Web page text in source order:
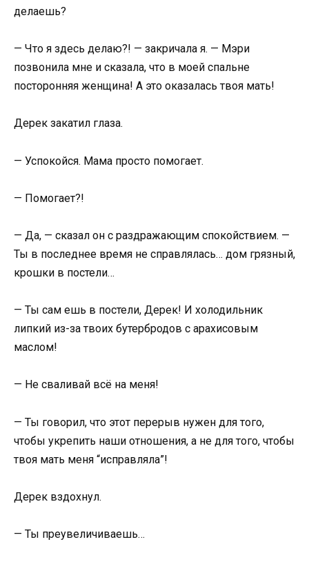
делаешь?
— Что я здесь делаю?! — закричала я. — Мэри
позвонила мне и сказала, что в моей спальне
посторонняя женщина! А это оказалась твоя мать!
Дерек закатил глаза.
— Успокойся. Мама просто помогает.
— Помогает?!
— Да, — сказал он с раздражающим спокойствием. —
Ты в последнее время не справлялась… дом грязный,
крошки в постели…
— Ты сам ешь в постели, Дерек! И холодильник
липкий из-за твоих бутербродов с арахисовым
маслом!
— Не сваливай всё на меня!
— Ты говорил, что этот перерыв нужен для того,
чтобы укрепить наши отношения, а не для того, чтобы
твоя мать меня “исправляла”!
Дерек вздохнул.
— Ты преувеличиваешь…